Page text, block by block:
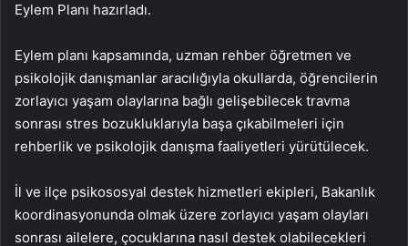
Eylem Planı hazırladı.
Eylem planı kapsamında, uzman rehber öğretmen ve
psikolojik danışmanlar aracılığıyla okullarda, öğrencilerin
zorlayıcı yaşam olaylarına bağlı gelişebilecek travma
sonrası stres bozukluklarıyla başa çıkabilmeleri için
rehberlik ve psikolojik danışma faaliyetleri yürütülecek.
İl ve ilçe psikososyal destek hizmetleri ekipleri, Bakanlık
koordinasyonunda olmak üzere zorlayıcı yaşam olayları
sonrası ailelere, çocuklarına nasıl destek olabilecekleri